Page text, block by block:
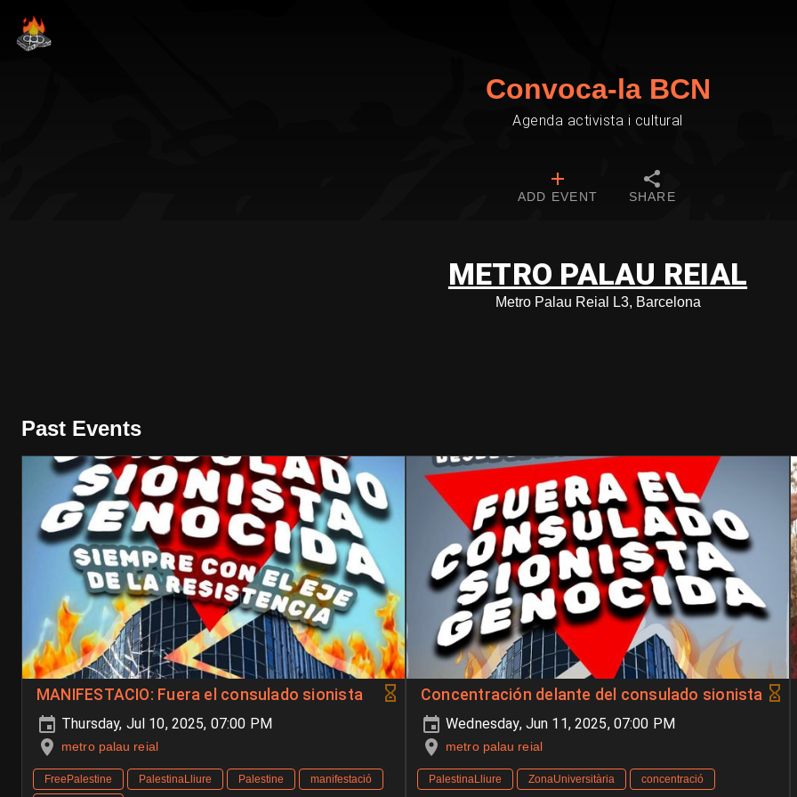
Convoca-la BCN
Agenda activista i cultural
ADD EVENT SHARE
METRO PALAU REIAL
Metro Palau Reial L3, Barcelona
Past Events
MANIFESTACIO: Fuera el consulado sionista
Thursday, Jul 10, 2025, 07:00 PM
metro palau reial
FreePalestine PalestinaLliure Palestine manifestació
Concentración delante del consulado sionista
Wednesday, Jun 11, 2025, 07:00 PM
metro palau reial
PalestinaLliure ZonaUniversitària concentració